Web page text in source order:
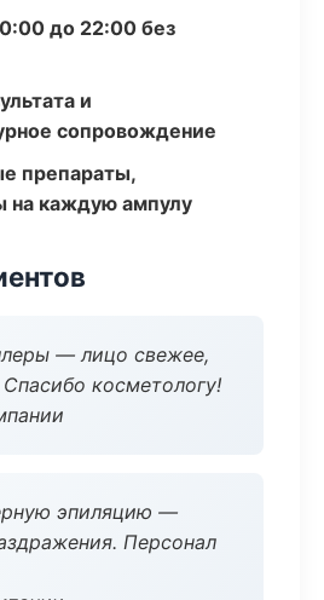
до 22:00 без
и
сопровождение
препараты,
на каждую ампулу
— лицо свежее,
Спасибо косметологу!
эпиляцию —
Персонал